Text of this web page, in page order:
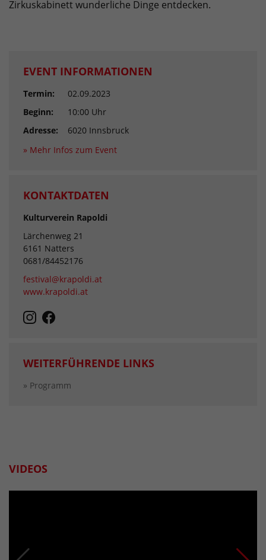
Zirkuskabinett wunderliche Dinge entdecken.
EVENT INFORMATIONEN
Termin:
02.09.2023
Beginn:
10:00 Uhr
Adresse:
6020 Innsbruck
» Mehr Infos zum Event
KONTAKTDATEN
Kulturverein Rapoldi
Lärchenweg 21
6161 Natters
0681/84452176
festival@krapoldi.at
www.krapoldi.at
WEITERFÜHRENDE LINKS
» Programm
VIDEOS